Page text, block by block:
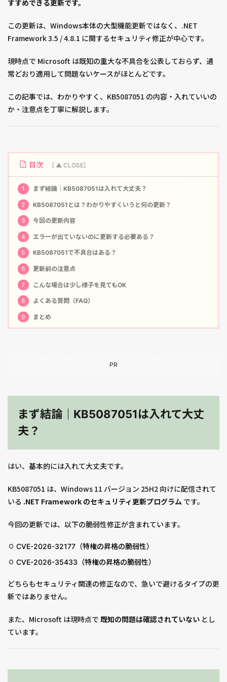
すすめできる更新です。
この更新は、Windows本体の大型機能更新ではなく、.NET
Framework 3.5 / 4.8.1 に関するセキュリティ修正が中心です。
現時点で Microsoft は既知の重大な不具合を公表しておらず、通
常どおり適用して問題ないケースがほとんどです。
この記事では、わかりやすく、KB5087051 の内容・入れていいの
か・注意点を丁寧に解説します。
目次
1 まず結論｜KB5087051は入れて大丈夫？
2 KB5087051とは？わかりやすくいうと何の更新？
3 今回の更新内容
4 エラーが出ていないのに更新する必要ある？
5 KB5087051で不具合はある？
6 更新前の注意点
7 こんな場合は少し様子を見てもOK
8 よくある質問（FAQ）
9 まとめ
PR
まず結論｜KB5087051は入れて大丈
夫？
はい、基本的には入れて大丈夫です。
KB5087051 は、Windows 11 バージョン 25H2 向けに配信されて
いる .NET Framework のセキュリティ更新プログラム です。
今回の更新では、以下の脆弱性修正が含まれています。
CVE-2026-32177（特権の昇格の脆弱性）
CVE-2026-35433（特権の昇格の脆弱性）
どちらもセキュリティ関連の修正なので、急いで避けるタイプの更
新ではありません。
また、Microsoft は現時点で 既知の問題は確認されていない とし
ています。